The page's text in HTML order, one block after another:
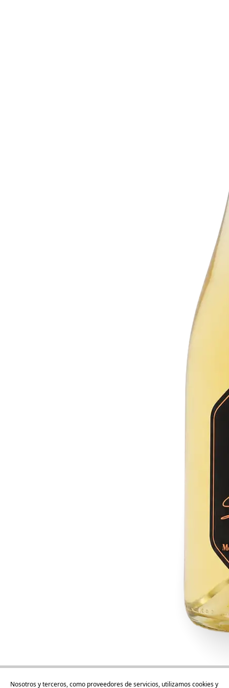
Nosotros y terceros, como proveedores de servicios, utilizamos cookies y